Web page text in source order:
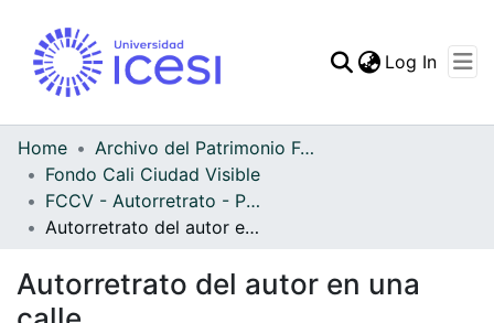
Log In
Home
Archivo del Patrimonio Fotográfico y Fílmico del Valle del Cauca
Fondo Cali Ciudad Visible
FCCV - Autorretrato - Patrimonial
Autorretrato del autor en una calle
Autorretrato del autor en una